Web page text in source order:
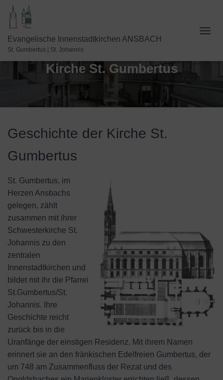
Evangelische Innenstadtkirchen ANSBACH
St. Gumbertus | St. Johannis
Kirche St. Gumbertus
Geschichte der Kirche St.
Gumbertus
St. Gumbertus, im
Herzen Ansbachs
gelegen, zählt
zusammen mit ihrer
Schwesterkirche St.
Johannis zu den
zentralen
Innenstadtkirchen und
bildet mit ihr die Pfarrei
St.Gumbertus/St.
Johannis. Ihre
Geschichte reicht
zurück bis in die
Uranfänge der einstigen Residenz. Mit ihrem Namen
erinnert sie an den fränkischen Edelfreien Gumbertus, der
um 748 am Zusammenfluss der Rezat und des